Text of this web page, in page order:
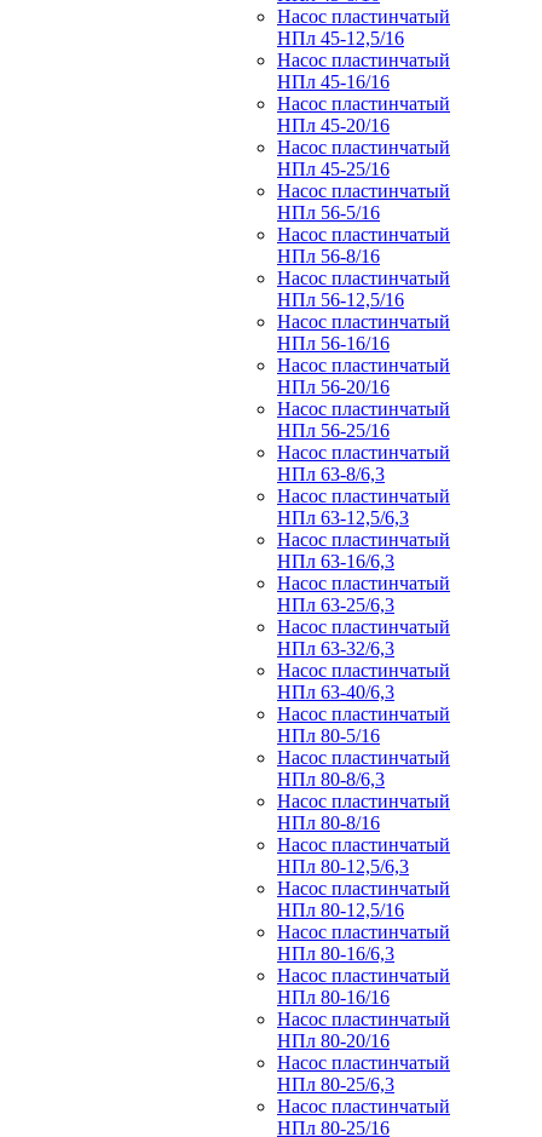
Насос пластинчатый
НПл 45-12,5/16
Насос пластинчатый
НПл 45-16/16
Насос пластинчатый
НПл 45-20/16
Насос пластинчатый
НПл 45-25/16
Насос пластинчатый
НПл 56-5/16
Насос пластинчатый
НПл 56-8/16
Насос пластинчатый
НПл 56-12,5/16
Насос пластинчатый
НПл 56-16/16
Насос пластинчатый
НПл 56-20/16
Насос пластинчатый
НПл 56-25/16
Насос пластинчатый
НПл 63-8/6,3
Насос пластинчатый
НПл 63-12,5/6,3
Насос пластинчатый
НПл 63-16/6,3
Насос пластинчатый
НПл 63-25/6,3
Насос пластинчатый
НПл 63-32/6,3
Насос пластинчатый
НПл 63-40/6,3
Насос пластинчатый
НПл 80-5/16
Насос пластинчатый
НПл 80-8/6,3
Насос пластинчатый
НПл 80-8/16
Насос пластинчатый
НПл 80-12,5/6,3
Насос пластинчатый
НПл 80-12,5/16
Насос пластинчатый
НПл 80-16/6,3
Насос пластинчатый
НПл 80-16/16
Насос пластинчатый
НПл 80-20/16
Насос пластинчатый
НПл 80-25/6,3
Насос пластинчатый
НПл 80-25/16